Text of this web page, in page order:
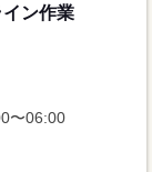
ン作業
〜06:00